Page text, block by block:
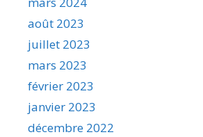
août 2023
juillet 2023
mars 2023
février 2023
janvier 2023
décembre 2022